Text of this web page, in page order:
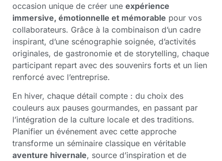
occasion unique de créer une expérience
immersive, émotionnelle et mémorable pour vos
collaborateurs. Grâce à la combinaison d’un cadre
inspirant, d’une scénographie soignée, d’activités
originales, de gastronomie et de storytelling, chaque
participant repart avec des souvenirs forts et un lien
renforcé avec l’entreprise.
En hiver, chaque détail compte : du choix des
couleurs aux pauses gourmandes, en passant par
l’intégration de la culture locale et des traditions.
Planifier un événement avec cette approche
transforme un séminaire classique en véritable
aventure hivernale, source d’inspiration et de